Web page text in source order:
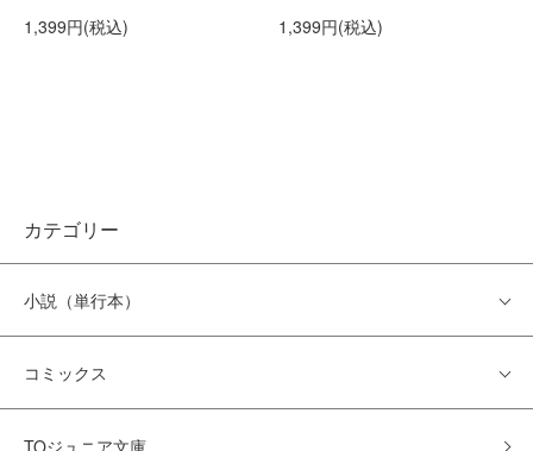
1,399円(税込)
1,399円(税込)
カテゴリー
小説（単行本）
コミックス